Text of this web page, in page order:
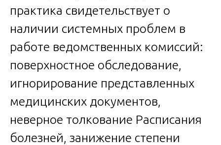
практика свидетельствует о
наличии системных проблем в
работе ведомственных комиссий:
поверхностное обследование,
игнорирование представленных
медицинских документов,
неверное толкование Расписания
болезней, занижение степени